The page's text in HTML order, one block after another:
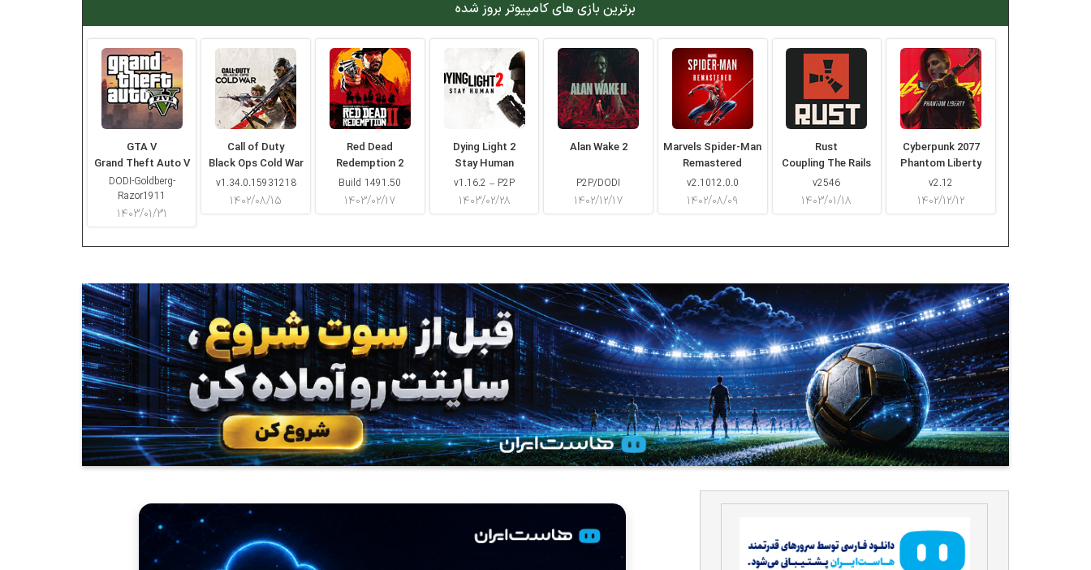
برترین بازی های کامپیوتر بروز شده
GTA V
Grand Theft Auto V
DODI-Goldberg-
Razor1911
۱۴۰۳/۰۱/۳۱
Call of Duty
Black Ops Cold War
v1.34.0.15931218
۱۴۰۲/۰۸/۱۵
Red Dead
Redemption 2
Build 1491.50
۱۴۰۳/۰۲/۱۷
Dying Light 2
Stay Human
v1.16.2 – P2P
۱۴۰۳/۰۲/۲۸
Alan Wake 2
P2P/DODI
۱۴۰۲/۱۲/۱۷
Marvels Spider-Man
Remastered
v2.1012.0.0
۱۴۰۲/۰۸/۰۹
Rust
Coupling The Rails
v2546
۱۴۰۳/۰۱/۱۸
Cyberpunk 2077
Phantom Liberty
v2.12
۱۴۰۲/۱۲/۱۲